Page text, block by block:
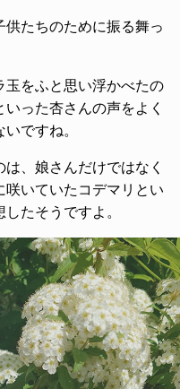
たちのために振る舞っ
玉をふと思い浮かべたの
った杏さんの声をよく
ですね。
、娘さんだけではなく
咲いていたコデマリとい
たそうですよ。